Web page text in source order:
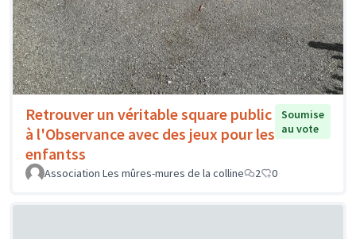
Retrouver un véritable square public
à l'Observance avec des jeux pour les
enfantss
Soumise
au vote
Association Les mûres-mures de la colline 2 0